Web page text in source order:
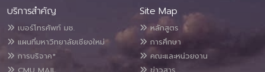
บริการสำคัญ
เบอร์โทรศัพท์ มช.
แผนที่มหาวิทยาลัยเชียงใหม่
การบริจาค*
Site Map
หลักสูตร
การศึกษา
คณะและหน่วยงาน